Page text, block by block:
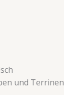
und Terrinen